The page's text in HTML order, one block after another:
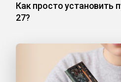
Как просто установить
27?